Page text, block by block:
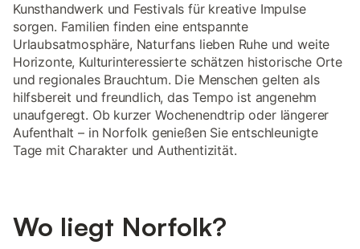
Kunsthandwerk und Festivals für kreative Impulse
sorgen. Familien finden eine entspannte
Urlaubsatmosphäre, Naturfans lieben Ruhe und weite
Horizonte, Kulturinteressierte schätzen historische Orte
und regionales Brauchtum. Die Menschen gelten als
hilfsbereit und freundlich, das Tempo ist angenehm
unaufgeregt. Ob kurzer Wochenendtrip oder längerer
Aufenthalt – in Norfolk genießen Sie entschleunigte
Tage mit Charakter und Authentizität.
Wo liegt Norfolk?